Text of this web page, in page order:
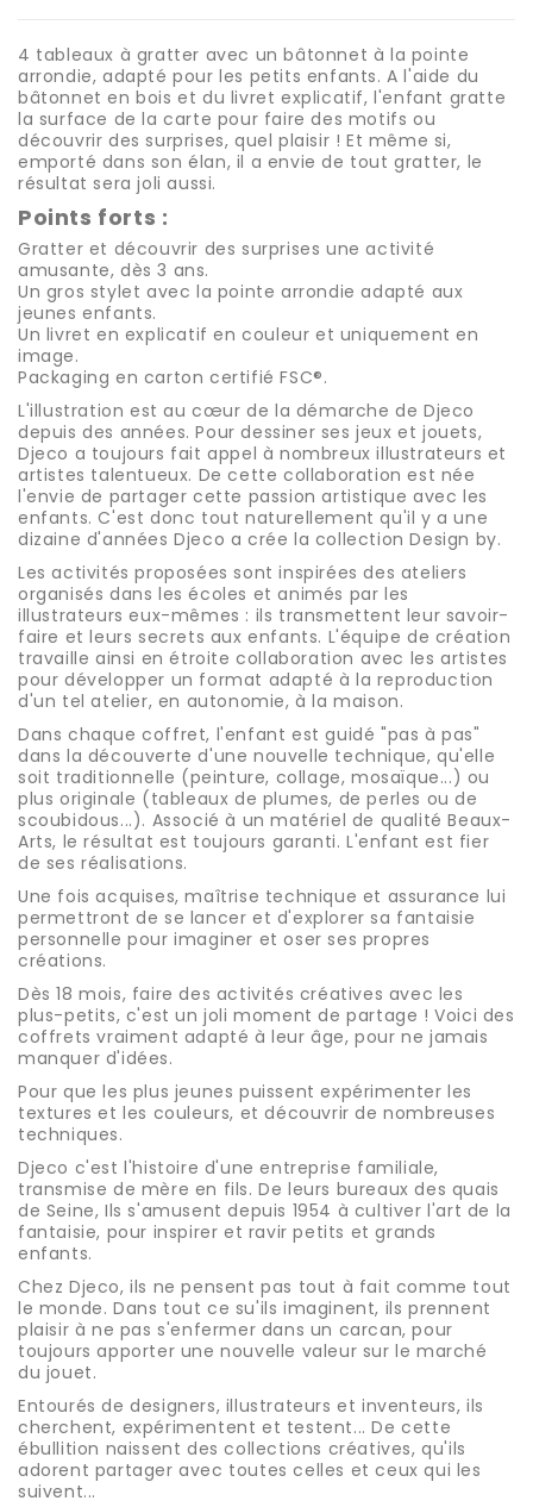
4 tableaux à gratter avec un bâtonnet à la pointe
arrondie, adapté pour les petits enfants. A l'aide du
bâtonnet en bois et du livret explicatif, l'enfant gratte
la surface de la carte pour faire des motifs ou
découvrir des surprises, quel plaisir ! Et même si,
emporté dans son élan, il a envie de tout gratter, le
résultat sera joli aussi.
Points forts :
Gratter et découvrir des surprises une activité
amusante, dès 3 ans.
Un gros stylet avec la pointe arrondie adapté aux
jeunes enfants.
Un livret en explicatif en couleur et uniquement en
image.
Packaging en carton certifié FSC®.
L'illustration est au cœur de la démarche de Djeco
depuis des années. Pour dessiner ses jeux et jouets,
Djeco a toujours fait appel à nombreux illustrateurs et
artistes talentueux. De cette collaboration est née
l'envie de partager cette passion artistique avec les
enfants. C'est donc tout naturellement qu'il y a une
dizaine d'années Djeco a crée la collection Design by.
Les activités proposées sont inspirées des ateliers
organisés dans les écoles et animés par les
illustrateurs eux-mêmes : ils transmettent leur savoir-
faire et leurs secrets aux enfants. L'équipe de création
travaille ainsi en étroite collaboration avec les artistes
pour développer un format adapté à la reproduction
d'un tel atelier, en autonomie, à la maison.
Dans chaque coffret, l'enfant est guidé "pas à pas"
dans la découverte d'une nouvelle technique, qu'elle
soit traditionnelle (peinture, collage, mosaïque...) ou
plus originale (tableaux de plumes, de perles ou de
scoubidous...). Associé à un matériel de qualité Beaux-
Arts, le résultat est toujours garanti. L'enfant est fier
de ses réalisations.
Une fois acquises, maîtrise technique et assurance lui
permettront de se lancer et d'explorer sa fantaisie
personnelle pour imaginer et oser ses propres
créations.
Dès 18 mois, faire des activités créatives avec les
plus-petits, c'est un joli moment de partage ! Voici des
coffrets vraiment adapté à leur âge, pour ne jamais
manquer d'idées.
Pour que les plus jeunes puissent expérimenter les
textures et les couleurs, et découvrir de nombreuses
techniques.
Djeco c'est l'histoire d'une entreprise familiale,
transmise de mère en fils. De leurs bureaux des quais
de Seine, Ils s'amusent depuis 1954 à cultiver l'art de la
fantaisie, pour inspirer et ravir petits et grands
enfants.
Chez Djeco, ils ne pensent pas tout à fait comme tout
le monde. Dans tout ce su'ils imaginent, ils prennent
plaisir à ne pas s'enfermer dans un carcan, pour
toujours apporter une nouvelle valeur sur le marché
du jouet.
Entourés de designers, illustrateurs et inventeurs, ils
cherchent, expérimentent et testent... De cette
ébullition naissent des collections créatives, qu'ils
adorent partager avec toutes celles et ceux qui les
suivent...